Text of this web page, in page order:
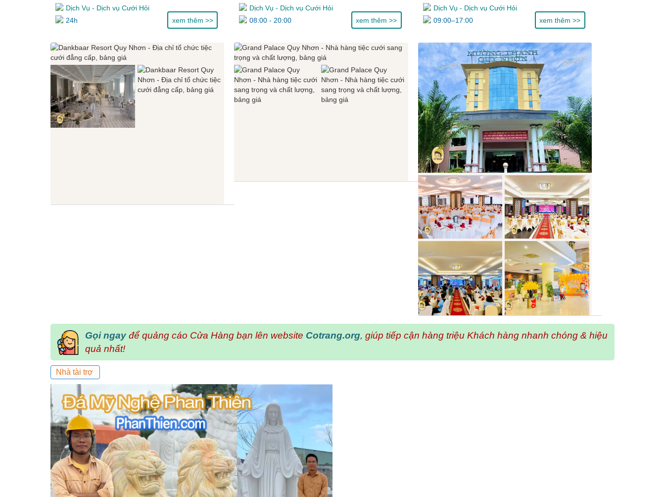
để ghi dấu những khoảnh khắc quan
trọng.
Dịch Vụ - Dịch vụ Cưới Hỏi
24h
xem thêm >>
thực đơn phong phú. Với nhiều cặp đôi
và doanh nghiệp, Grand Palace đã trở
thành lựa chọn tin cậy để tổ chức sự kiện
quan trọng.
Dịch Vụ - Dịch vụ Cưới Hỏi
08:00 - 20:00
xem thêm >>
thuận lợi cùng chất lượng dịch vụ tốt,
Mường Thanh được nhiều cặp đôi tin
tưởng để tổ chức ngày lễ trọng đại trong
đời.
Dịch Vụ - Dịch vụ Cưới Hỏi
09:00–17:00
xem thêm >>
Gọi ngay để quảng cáo Cửa Hàng bạn lên website Cotrang.org, giúp tiếp cận hàng triệu Khách hàng nhanh chóng & hiệu
quả nhất!
Nhà tài trợ